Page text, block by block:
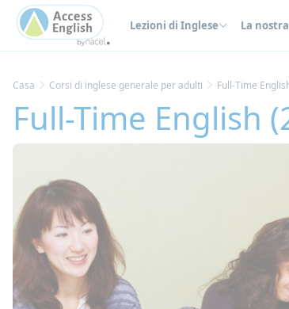
Lezioni di Inglese La
Casa Corsi di inglese generale per adulti Full-Time
Full-Time English
Pannello di gestione dei cookies